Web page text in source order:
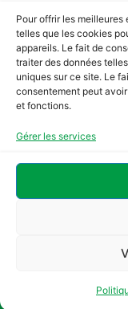
Pour offrir les
telles que les cookies
appareils. Le fait de
traiter des données
uniques sur ce site. Le
consentement peut
et fonctions.
Gérer les services
Adresse :
5 rue Marcel
Tel. : +33 1 83 62
Courriel :
Mentions
Politique de